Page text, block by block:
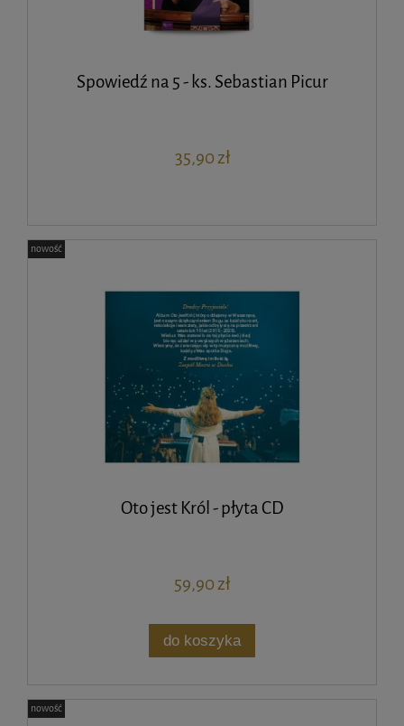
Spowiedź na 5 - ks. Sebastian Picur
35,90 zł
Oto jest Król - płyta CD
59,90 zł
do koszyka
nowość
nowość